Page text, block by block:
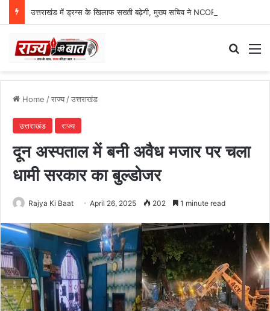
Home /राज्य/उत्तराखंड
उत्तराखंड राज्य
दून अस्पताल में बनी अवैध मजार पर चला
धामी सरकार का बुल्डोजर
Rajya Ki Baat April 26, 2025 202 1 minute read